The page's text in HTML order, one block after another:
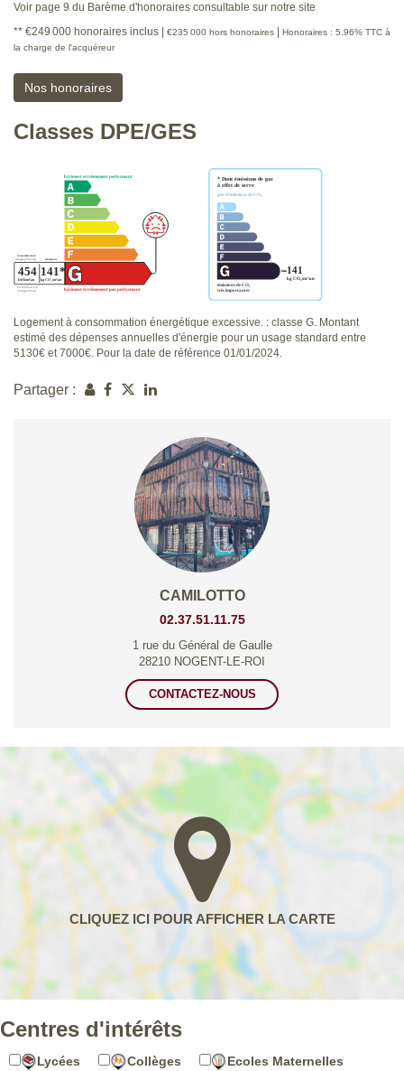
Voir page 9 du Barème d'honoraires consultable sur notre site
** €249 000 honoraires inclus €235 000 hors honoraires
Honoraires : 5.96% TTC à
la charge de l'acquéreur
Nos honoraires
Classes DPE/GES
Logement à consommation énergétique excessive. : classe G. Montant
estimé des dépenses annuelles d'énergie pour un usage standard entre
5130€ et 7000€. Pour la date de référence 01/01/2024.
Partager :
CAMILOTTO
02.37.51.11.75
1 rue du Général de Gaulle
28210 NOGENT-LE-ROI
CONTACTEZ-NOUS
Centres d'intérêts
Lycées Collèges Ecoles Maternelles